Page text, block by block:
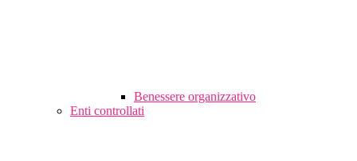
Benessere organizzativo
Enti controllati